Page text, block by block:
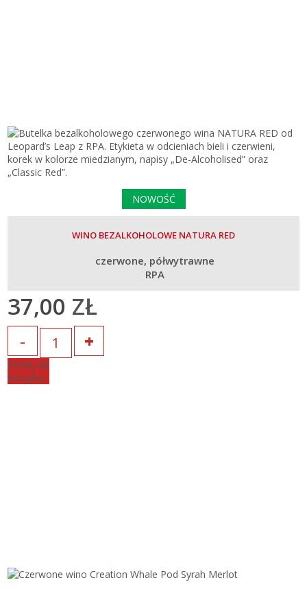
NOWOŚĆ
WINO BEZALKOHOLOWE NATURA RED
czerwone półwytrawne
RPA
37,00 ZŁ
Dodaj do
koszyka